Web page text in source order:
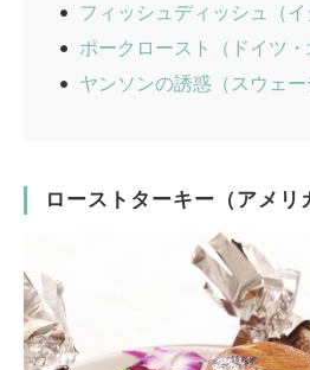
フィッシュディッシュ（イ
ポークロースト（ドイツ・
ヤンソンの誘惑（スウェー
ローストターキー（アメリ